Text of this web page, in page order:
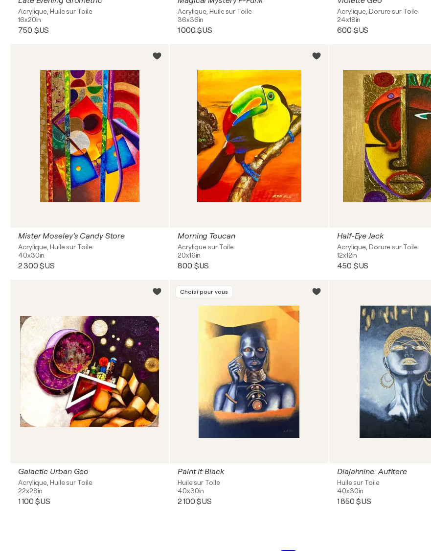
Acrylique, Huile sur Toile
16x20in
750 $US
Acrylique, Huile sur Toile
36x36in
1 000 $US
Acrylique, Dorure sur Toile
24x18in
600 $US
Mister Moseley’s Candy Store
Acrylique, Huile sur Toile
40x30in
2 300 $US
Morning Toucan
Acrylique sur Toile
20x16in
800 $US
Half-Eye Jack
Acrylique, Dorure sur Toile
12x12in
450 $US
Galactic Urban Geo
Acrylique, Huile sur Toile
22x28in
1 100 $US
Choisi pour vous
Paint It Black
Huile sur Toile
40x30in
2 100 $US
Diajahnine: Aufitere
Huile sur Toile
40x30in
1 850 $US